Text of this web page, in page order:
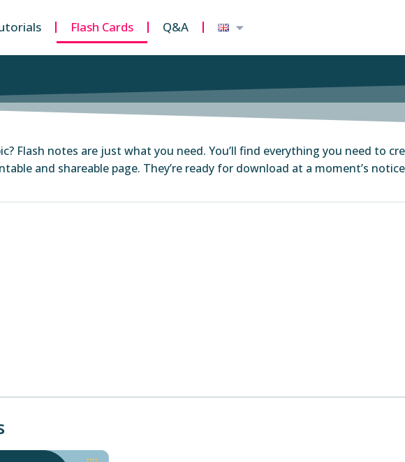
Flash Cards Q&A
Flash notes are just what you need. You’ll find everything you need to
and shareable page. They’re ready for download at a moment’s